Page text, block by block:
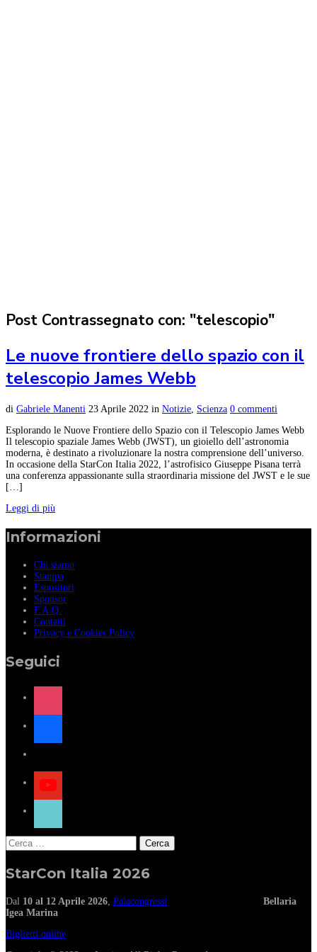
Post Contrassegnato con: "telescopio"
Le nuove frontiere dello spazio con il
telescopio James Webb
di Gabriele Manenti 23 Aprile 2022 in Notizie, Scienza 0 commenti
Esplorando le Nuove Frontiere dello Spazio con il Telescopio James Webb
Il telescopio spaziale James Webb (JWST), un gioiello dell’astronomia
moderna, è destinato a rivoluzionare la nostra comprensione dell’universo.
In occasione della StarCon Italia 2022, l’astrofisico Giuseppe Pisana terrà
una conferenza appassionante sulla straordinaria missione del JWST e le sue
[…]
Leggi di più
Informazioni
Chi siamo
Stampa
Espositori
Sponsor
F.A.Q.
Contatti
Privacy e Cookies Policy
Seguici
instagram
facebook
x
youtube
tiktok
Ricerca
per:
StarCon Italia 2026
Dal 10 al 12 Aprile 2026, Palacongressi
Bellaria
Igea Marina
Biglietti online